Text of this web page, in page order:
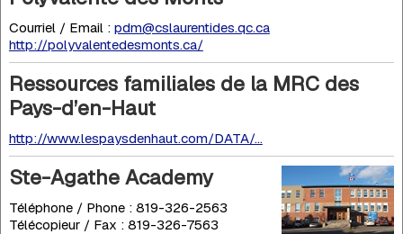
Courriel / Email : pdm@cslaurentides.qc.ca
http://polyvalentedesmonts.ca/
Ressources familiales de la MRC des
Pays-d’en-Haut
http://www.lespaysdenhaut.com/DATA/...
Ste-Agathe Academy
Téléphone / Phone : 819-326-2563
Télécopieur / Fax : 819-326-7563